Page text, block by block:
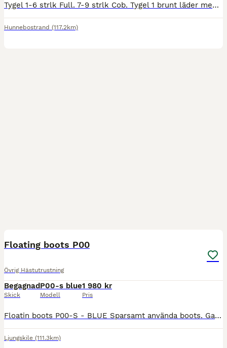
Tygel 1-6 strlk Full. 7-9 strlk Cob. Tygel 1 brunt läder med gummi undertill. Tygel 2 tyg med läderdetaljer, svart. Tygel 3-4 tyg med läderdetaljer, brunt. Tygel 5-6 tyg med läderdetaljer, svart. Tyg
Hunnebostrand (117.2km)
Floating boots P00
Övrig Hästutrustning
Begagnad
Skick
P00-s blue
Modell
1 980 kr
Pris
Floatin boots P00-S - BLUE Sparsamt använda boots. Gaiter, reservtillbehör i originalpåse skickas med. Köparen betalar för ev frakt. Ingen bytesrätt.
Ljungskile (111.3km)